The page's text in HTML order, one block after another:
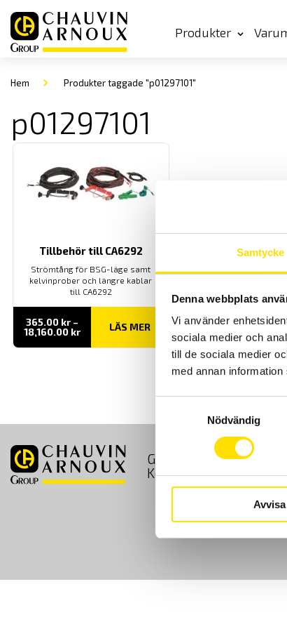
Samtycke
Denna webbplats
Vi använder
sociala medier och
till de sociala medier
med annan
Nödvändig
Avvisa
Produkter
Hem Produkter taggade "p01297101"
p01297101
Tillbehör till CA6292
Strömtång för BSG-läge samt
kelvinprober och längre kablar
till CA6292
365.00 kr –
18,160.00 krPrisintervall:
till
LÄS MER
GDPR Köpvillkor
Kontakt